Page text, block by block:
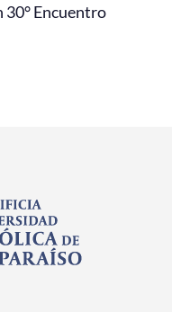
30° Encuentro